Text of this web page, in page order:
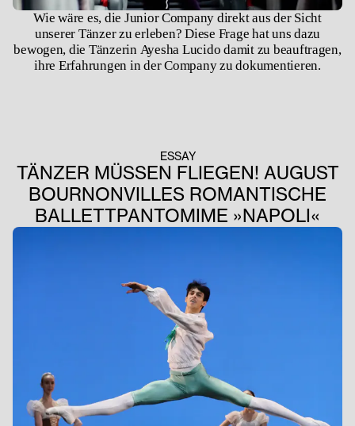
Wie wäre es, die Junior Company direkt aus der Sicht
unserer Tänzer zu erleben? Diese Frage hat uns dazu
bewogen, die Tänzerin Ayesha Lucido damit zu beauftragen,
ihre Erfahrungen in der Company zu dokumentieren.
ESSAY
TÄNZER MÜSSEN FLIEGEN! AUGUST
BOURNONVILLES ROMANTISCHE
BALLETTPANTOMIME »NAPOLI«